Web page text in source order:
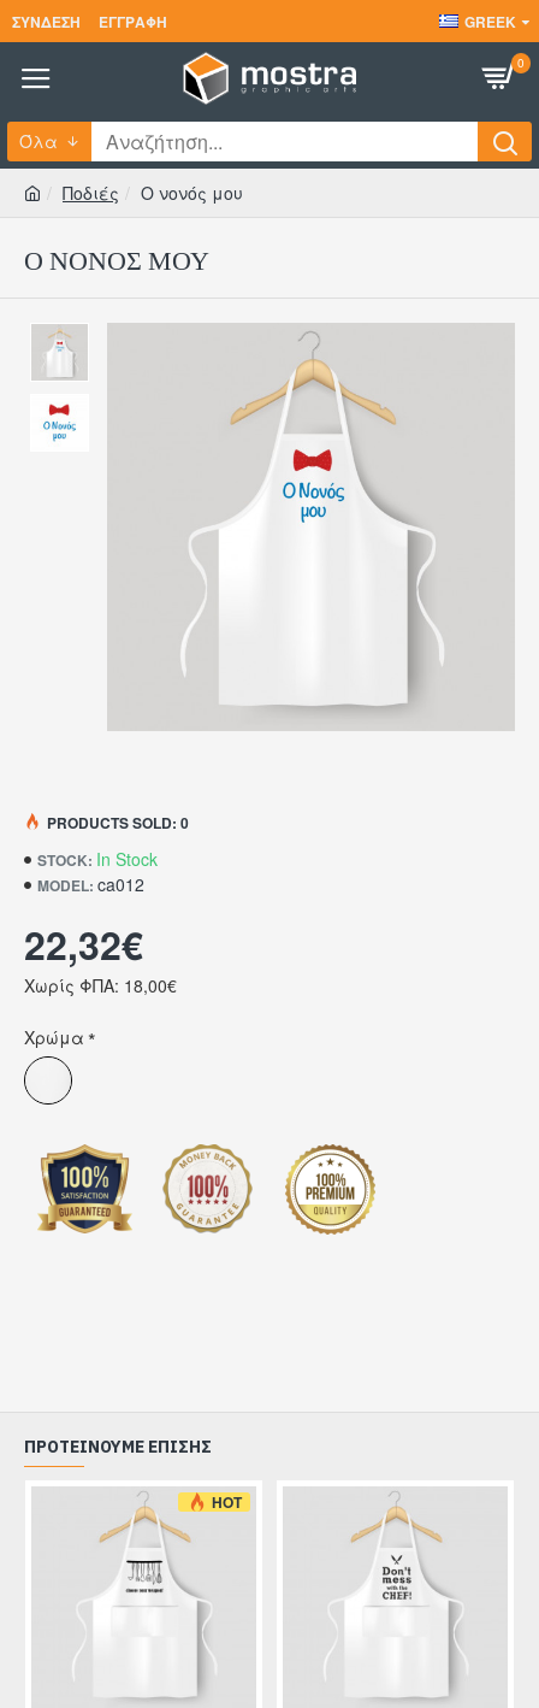
ΣΎΝΔΕΣΗ ΕΓΓΡΑΦΉ GREEK
0
Όλα
Ποδιές Ο νονός μου
Ο ΝΟΝΌΣ ΜΟΥ
STOCK: In Stock
MODEL: ca012
PRODUCTS SOLD: 0
22,32€
Χωρίς ΦΠΑ: 18,00€
Χρώμα
ΠΡΟΤΕΊΝΟΥΜΕ ΕΠΊΣΗΣ
HOT